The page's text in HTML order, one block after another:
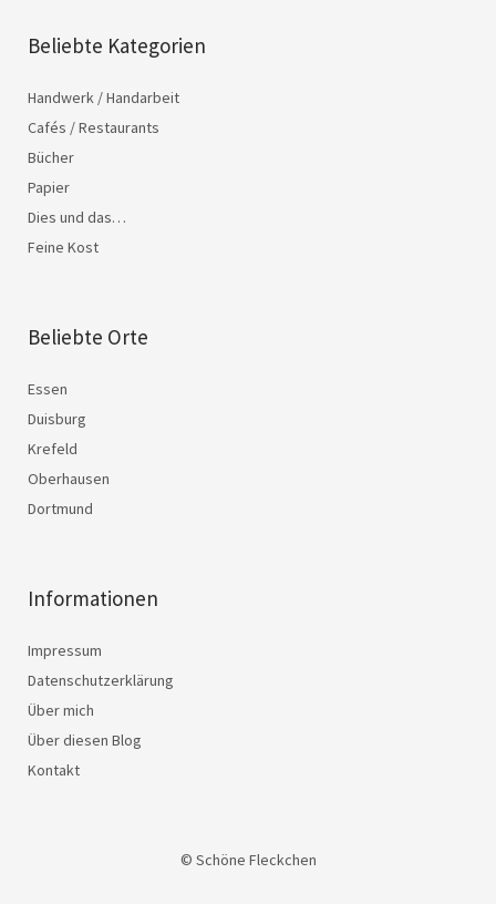
Beliebte Kategorien
Handwerk / Handarbeit
Cafés / Restaurants
Bücher
Papier
Dies und das…
Feine Kost
Beliebte Orte
Essen
Duisburg
Krefeld
Oberhausen
Dortmund
Informationen
Impressum
Datenschutzerklärung
Über mich
Über diesen Blog
Kontakt
© Schöne Fleckchen